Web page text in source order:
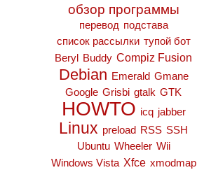
обзор программы
перевод подстава
список рассылки тупой бот
Beryl
Buddy Compiz Fusion
Debian Emerald Gmane
Google Grisbi gtalk GTK
HOWTO icq jabber
Linux preload RSS SSH
Ubuntu Wheeler Wii
Windows Vista Xfce xmodmap